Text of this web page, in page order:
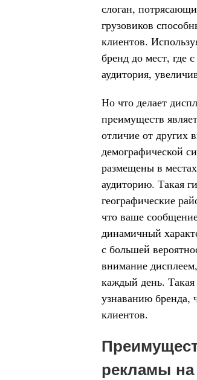
слоган,
грузовиков
клиентов.
бренд до мест, где
аудитория,
Но что делает
преимуществ
отличие от других
демографической
размещены в
аудиторию. Такая
географические
что ваше
динамичный
с большей
внимание
каждый день.
узнаванию бренда,
клиентов.
рекламы на